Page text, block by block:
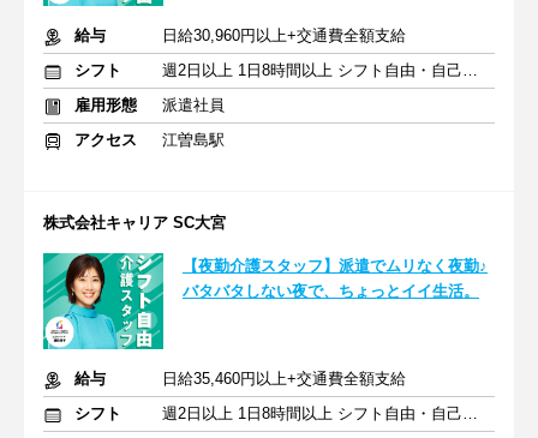
給与
日給30,960円以上+交通費全額支給
シフト
週2日以上 1日8時間以上 シフト自由・自己申告
雇用形態
派遣社員
アクセス
江曽島駅
株式会社キャリア SC大宮
【夜勤介護スタッフ】派遣でムリなく夜勤♪
バタバタしない夜で、ちょっとイイ生活。
給与
日給35,460円以上+交通費全額支給
シフト
週2日以上 1日8時間以上 シフト自由・自己申告